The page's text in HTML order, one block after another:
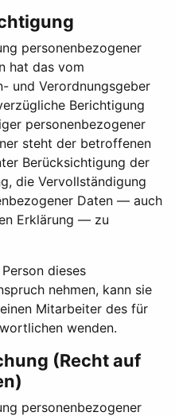
personenbezogener
hat das vom
und Verordnungsgeber
Berichtigung
personenbezogener
steht der betroffenen
Berücksichtigung der
die Vervollständigung
Daten — auch
Erklärung — zu
dieses
nehmen, kann sie
Mitarbeiter des für
wenden.
(Recht auf
personenbezogener